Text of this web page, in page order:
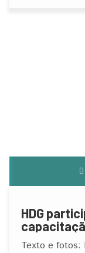
HDG
MOC
Texto e fotos: